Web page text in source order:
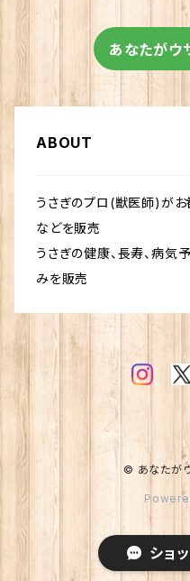
イースター
あなたがウ
ABOUT
うさぎのプロ(獣医師)がお
などを販売
うさぎの健康、長寿、病気
みを販売
© あなたが
ショ